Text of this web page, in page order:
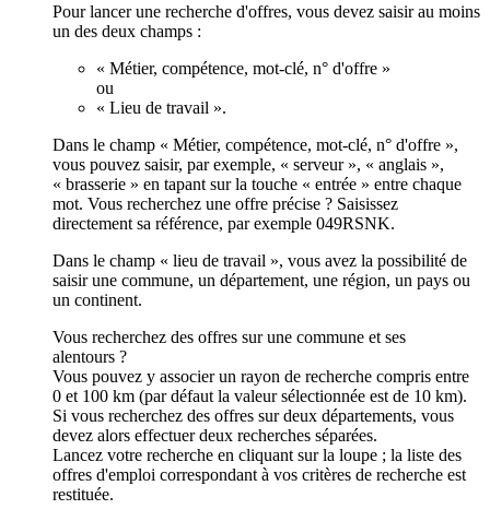
Pour lancer une recherche d'offres, vous devez saisir au moins
un des deux champs :
« Métier, compétence, mot-clé, n° d'offre »
ou
« Lieu de travail ».
Dans le champ « Métier, compétence, mot-clé, n° d'offre »,
vous pouvez saisir, par exemple, « serveur », « anglais »,
« brasserie » en tapant sur la touche « entrée » entre chaque
mot. Vous recherchez une offre précise ? Saisissez
directement sa référence, par exemple 049RSNK.
Dans le champ « lieu de travail », vous avez la possibilité de
saisir une commune, un département, une région, un pays ou
un continent.
Vous recherchez des offres sur une commune et ses
alentours ?
Vous pouvez y associer un rayon de recherche compris entre
0 et 100 km (par défaut la valeur sélectionnée est de 10 km).
Si vous recherchez des offres sur deux départements, vous
devez alors effectuer deux recherches séparées.
Lancez votre recherche en cliquant sur la loupe ; la liste des
offres d'emploi correspondant à vos critères de recherche est
restituée.